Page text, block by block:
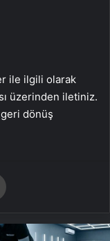
ile ilgili olarak
üzerinden iletiniz.
dönüş